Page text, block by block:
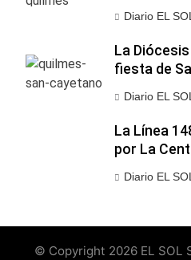
Diario EL
La
fiesta de
Diario EL
La Línea
por La
Diario EL
© Copyright 2026 EL SOL